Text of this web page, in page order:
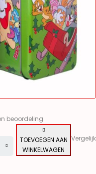
beoordeling
TOEVOEGEN AAN
WINKELWAGEN
Vergelijk